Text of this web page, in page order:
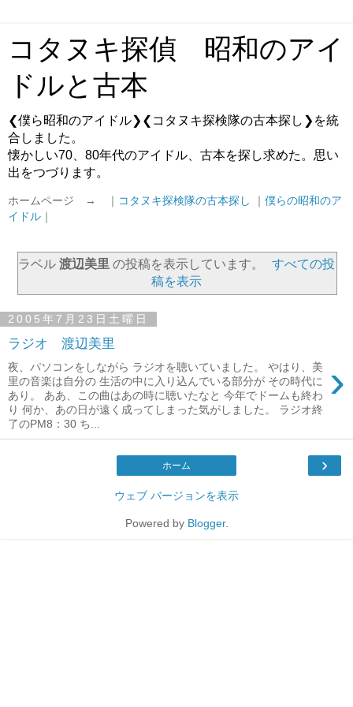
コタヌキ探偵 昭和のアイ
ドルと古本
❮僕ら昭和のアイドル❯❮コタヌキ探検隊の古本探し❯を統
合しました。
懐かしい70、80年代のアイドル、古本を探し求めた。思い
出をつづります。
ホームページ → ｜ コタヌキ探検隊の古本探し ｜ 僕らの昭和のア
イドル ｜
ラベル 渡辺美里 の投稿を表示しています。
すべての投
稿を表示
2005年7月23日土曜日
ラジオ 渡辺美里
›
夜、パソコンをしながら ラジオを聴いていました。 やはり、美
里の音楽は自分の 生活の中に入り込んでいる部分が その時代に
あり。 ああ、この曲はあの時に聴いたなと 今年でドームも終わ
り 何か、あの日が遠く成ってしまった気がしました。 ラジオ終
了のPM8：30 ち...
›
ホーム
ウェブ バージョンを表示
Powered by Blogger.